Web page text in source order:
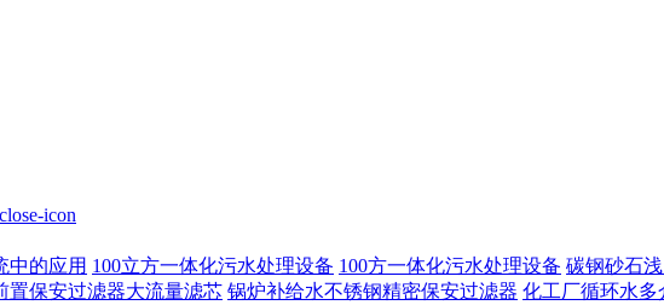
中的应用 100立方一体化污水处理设备 100方一体化污水处理设备 碳钢砂石
置保安过滤器大流量滤芯 锅炉补给水不锈钢精密保安过滤器 化工厂循环水多